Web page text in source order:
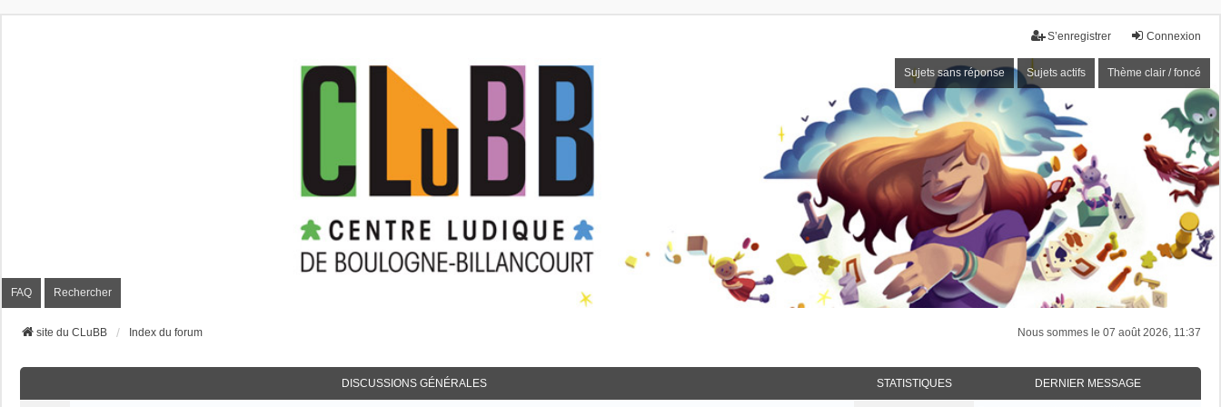
Connexion
S’enregistrer
Sujets sans réponse Sujets actifs Thème clair / foncé
FAQ Rechercher
Nous sommes le 07 août 2026, 11:37
site du CLuBB Index du forum
DISCUSSIONS GÉNÉRALES STATISTIQUES DERNIER MESSAGE